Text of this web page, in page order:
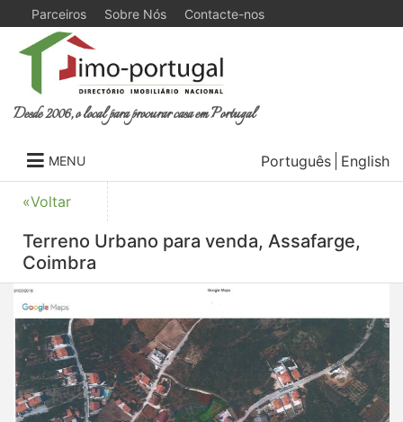
Parceiros Sobre Nós Contacte-nos
Desde 2006, o local para procurar casa em Portugal
MENU Português English
«Voltar
Terreno Urbano para venda, Assafarge,
Coimbra